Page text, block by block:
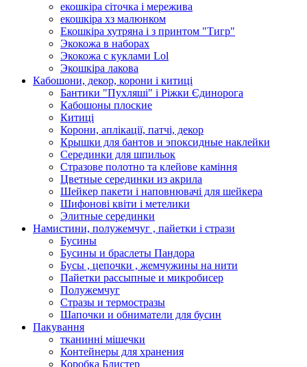
екошкіра сіточка і мережива
екошкіра хз малюнком
Екошкіра хутряна і з принтом "Тигр"
Экокожа в наборах
Экокожа с куклами Lol
Экошкiра лакова
Кабошони, декор, корони і китиці
Бантики "Пухляші" і Ріжки Єдинорога
Кабошоны плоские
Китиці
Корони, аплікації, патчі, декор
Крышки для бантов и эпоксидные наклейки
Серединки для шпильок
Стразове полотно та клейове каміння
Цветные серединки из акрила
Шейкер пакети і наповнювачі для шейкера
Шифонові квіти і метелики
Элитные серединки
Намистини, полужемчуг , пайетки і стрази
Бусины
Бусины и браслеты Пандора
Бусы , цепочки , жемчужины на нити
Пайетки рассыпные и микробисер
Полужемчуг
Стразы и термостразы
Шапочки и обниматели для бусин
Пакування
тканинні мішечки
Контейнеры для хранения
Коробка Блистер